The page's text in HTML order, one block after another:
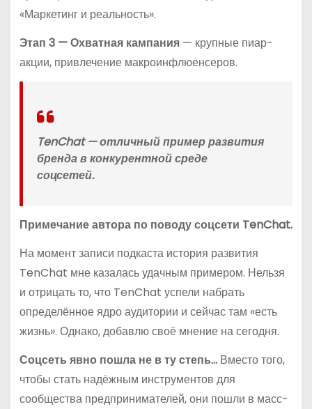
«Маркетинг и реальность».
Этап 3 — Охватная кампания— крупные пиар-
акции, привлечение макроинфлюенсеров.
TenChat — отличный пример развития
бренда в конкурентной среде
соцсетей.
Примечание автора по поводу соцсети TenChat.
На момент записи подкаста история развития
TenChat мне казалась удачным примером. Нельзя
и отрицать то, что TenChat успели набрать
определённое ядро аудитории и сейчас там «есть
жизнь». Однако, добавлю своё мнение на сегодня.
Соцсеть явно пошла не в ту степь…Вместо того,
чтобы стать надёжным инструментов для
сообщества предпринимателей, они пошли в масс-